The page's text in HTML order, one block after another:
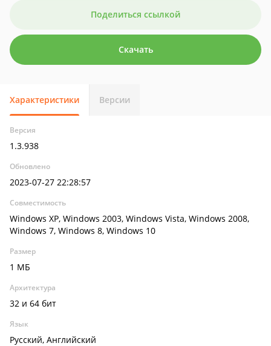
Поделиться ссылкой
Скачать
Характеристики Версии
Версия
1.3.938
Обновлено
2023-07-27 22:28:57
Совместимость
Windows XP, Windows 2003, Windows Vista, Windows 2008,
Windows 7, Windows 8, Windows 10
Размер
1 МБ
Архитектура
32 и 64 бит
Язык
Русский, Английский